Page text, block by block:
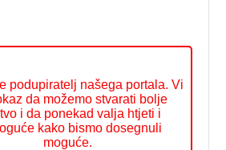
podupiratelj našega portala. Vi
da možemo stvarati bolje
i da ponekad valja htjeti i
kako bismo dosegnuli
moguće.